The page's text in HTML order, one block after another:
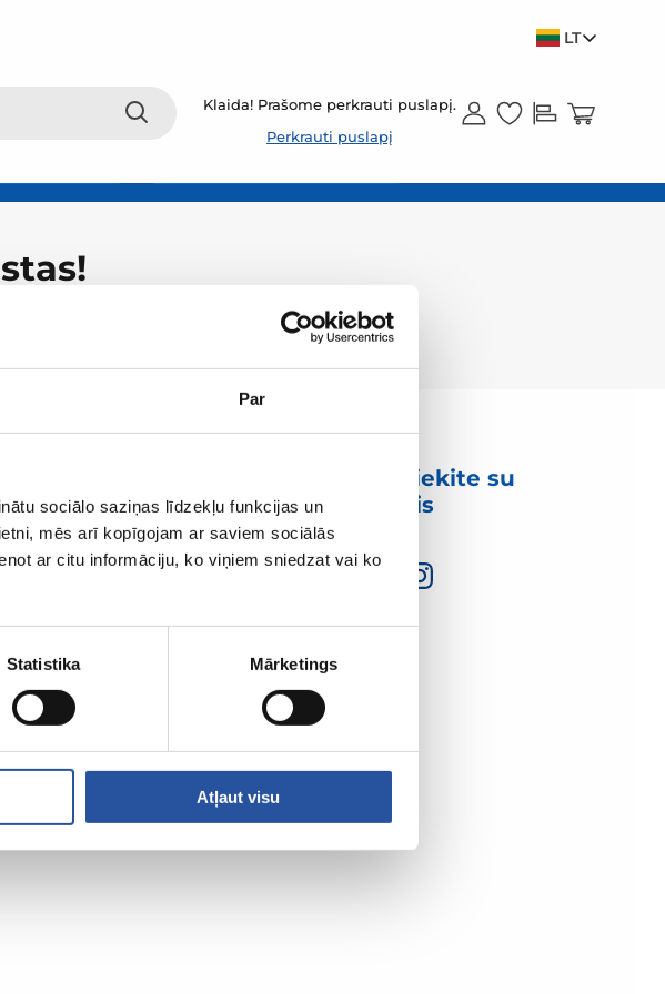
Par
sociālo saziņas līdzekļu funkcijas un
mēs arī kopīgojam ar saviem sociālās
ar citu informāciju, ko viņiem sniedzat vai ko
Statistika Mārketings
Atļaut visu
LT
Klaida! Prašome perkrauti puslapį.
Perkrauti puslapį
Susisiekite su
mumis